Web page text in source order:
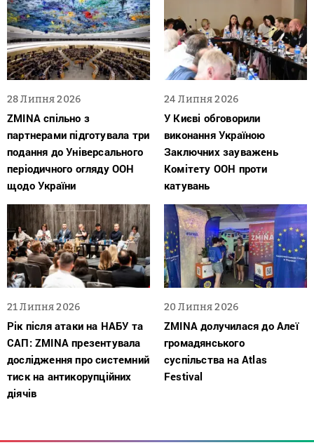
28 Липня 2026
ZMINA спільно з
партнерами підготувала три
подання до Універсального
періодичного огляду ООН
щодо України
24 Липня 2026
У Києві обговорили
виконання Україною
Заключних зауважень
Комітету ООН проти
катувань
21 Липня 2026
Рік після атаки на НАБУ та
САП: ZMINA презентувала
дослідження про системний
тиск на антикорупційних
діячів
20 Липня 2026
ZMINA долучилася до Алеї
громадянського
суспільства на Atlas
Festival